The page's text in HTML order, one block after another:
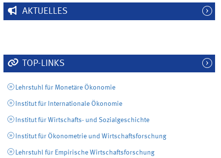
AKTUELLES
TOP-LINKS
Lehrstuhl für Monetäre Ökonomie
Institut für Internationale Ökonomie
Institut für Wirtschafts- und Sozialgeschichte
Institut für Ökonometrie und Wirtschaftsforschung
Lehrstuhl für Empirische Wirtschaftsforschung